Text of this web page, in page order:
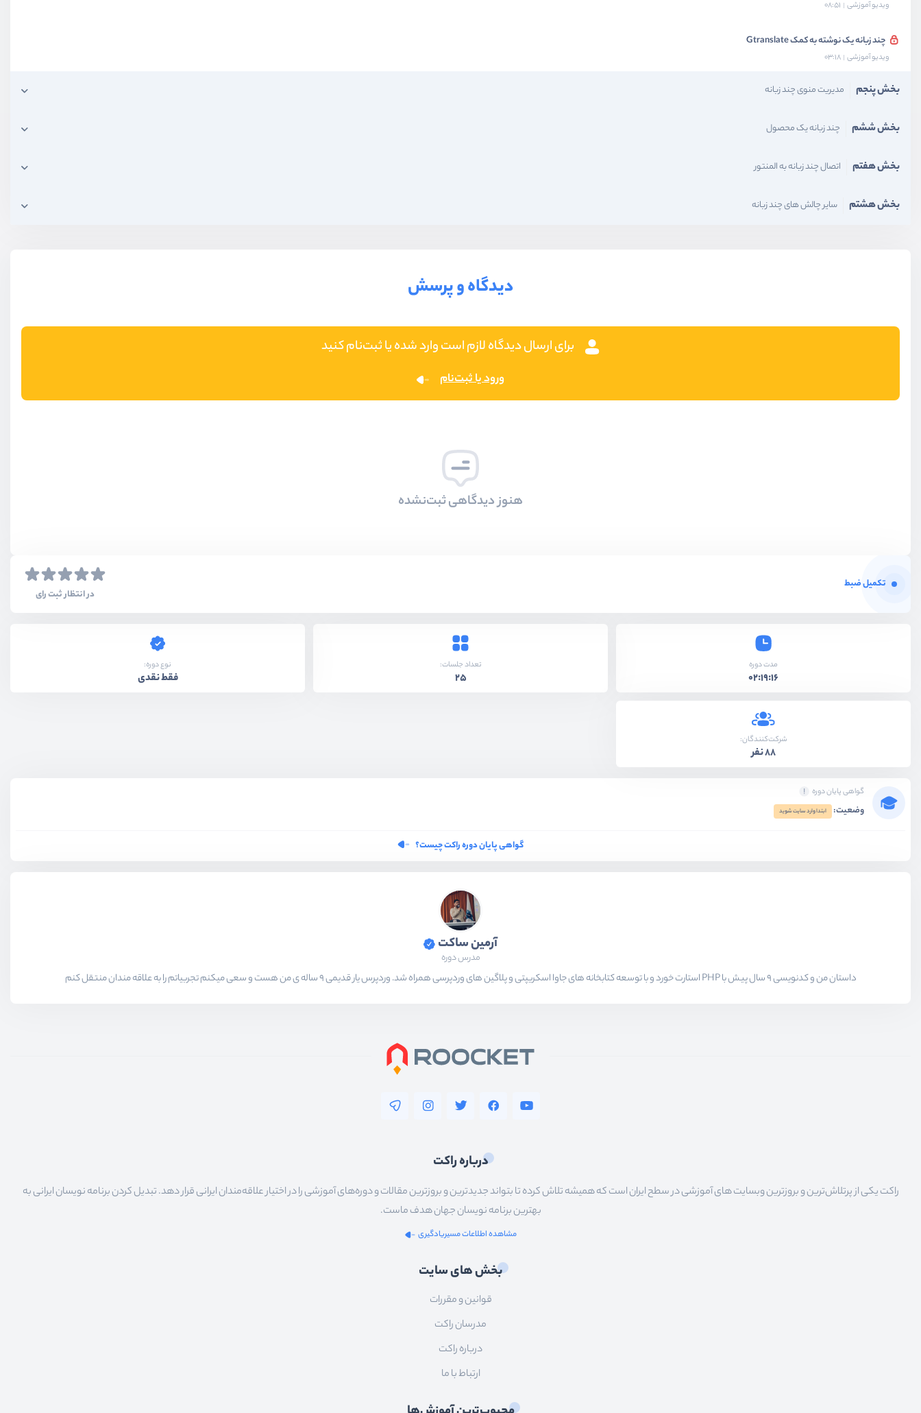
ویدیو آموزشی 08:51
چند زبانه یک نوشته به کمک Gtranslate
ویدیو آموزشی 03:18
بخش پنجم مدیریت منوی چند زبانه
بخش ششم چند زبانه یک محصول
بخش هفتم اتصال چند زبانه به المنتور
بخش هشتم سایر چالش های چند زبانه
دیدگاه و پرسش
برای ارسال دیدگاه لازم است وارد شده یا ثبت‌نام کنید
ورود یا ثبت‌نام
هنوز دیدگاهی ثبت‌نشده
تکمیل ضبط
در انتظار ثبت رای
مدت دوره
02:19:16
تعداد جلسات:
25
نوع دوره:
فقط نقدی
شرکت‌کنندگان:
88 نفر
گواهی پایان دوره
وضعیت: ابتدا وارد سایت شوید
گواهی پایان دوره راکت چیست؟
آرمین ساکت
مدرس دوره
داستان من و کدنویسی 9 سال پیش با PHP استارت خورد و با توسعه کتابخانه های جاوا اسکریپتی و پلاگین های وردپرسی همراه شد. وردپرس یار قدیمی 9 ساله ی من هست و سعی میکنم تجربیاتم را به علاقه مندان منتقل کنم
درباره راکت
راکت یکی از پرتلاش‌ترین و بروزترین وبسایت های آموزشی در سطح ایران است که همیشه تلاش کرده تا بتواند جدیدترین و بروزترین مقالات و دوره‌های آموزشی را در اختیار علاقه‌مندان ایرانی قرار دهد. تبدیل کردن برنامه نویسان ایرانی به
بهترین برنامه نویسان جهان هدف ماست.
مشاهده اطلاعات مسیریادگیری
بخش های سایت
قوانین و مقررات
مدرسان راکت
درباره راکت
ارتباط با ما